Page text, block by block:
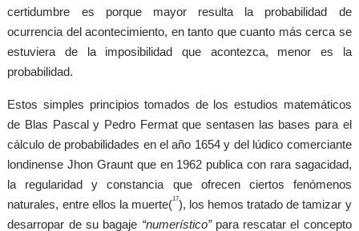
certidumbre es porque mayor resulta la probabilidad de
ocurrencia del acontecimiento, en tanto que cuanto más cerca se
estuviera de la imposibilidad que acontezca, menor es la
probabilidad.
Estos simples principios tomados de los estudios matemáticos
de Blas Pascal y Pedro Fermat que sentasen las bases para el
cálculo de probabilidades en el año 1654 y del lúdico comerciante
londinense Jhon Graunt que en 1962 publica con rara sagacidad,
la regularidad y constancia que ofrecen ciertos fenómenos
naturales, entre ellos la muerte(17), los hemos tratado de tamizar y
desarropar de su bagaje “numerístico”para rescatar el concepto